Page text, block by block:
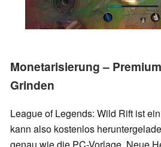
Monetarisierung –
Grinden
League of Legends: Wild Rift ist
kann also kostenlos
genau wie die PC-Vorlage. Neue